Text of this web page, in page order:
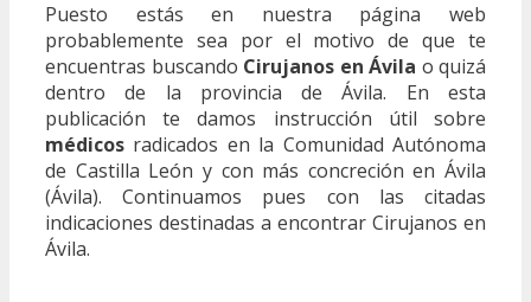
Puesto estás en nuestra página web
probablemente sea por el motivo de que te
encuentras buscando Cirujanos en Ávila o quizá
dentro de la provincia de Ávila. En esta
publicación te damos instrucción útil sobre
médicos radicados en la Comunidad Autónoma
de Castilla León y con más concreción en Ávila
(Ávila). Continuamos pues con las citadas
indicaciones destinadas a encontrar Cirujanos en
Ávila.